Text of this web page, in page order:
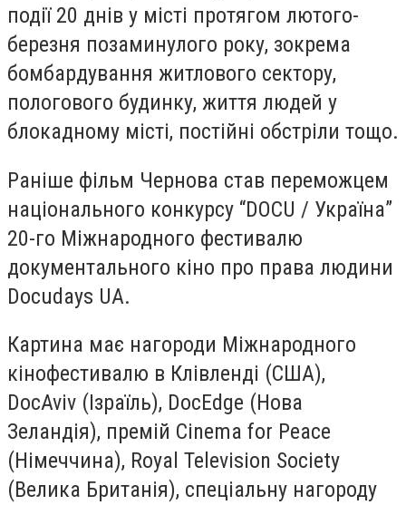
події 20 днів у місті протягом лютого-
березня позаминулого року, зокрема
бомбардування житлового сектору,
пологового будинку, життя людей у
блокадному місті, постійні обстріли тощо.
Раніше фільм Чернова став переможцем
національного конкурсу “DOCU / Україна”
20-го Міжнародного фестивалю
документального кіно про права людини
Docudays UA.
Картина має нагороди Міжнародного
кінофестивалю в Клівленді (США),
DocAviv (Ізраїль), DocEdge (Нова
Зеландія), премій Cinema for Peace
(Німеччина), Royal Television Society
(Велика Британія), спеціальну нагороду